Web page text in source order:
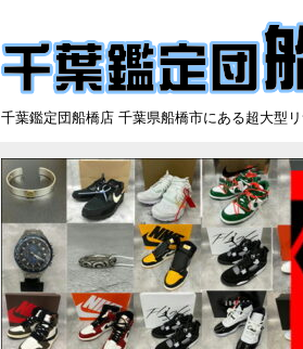
千葉鑑定団船橋店 千葉県船橋市にある超大型